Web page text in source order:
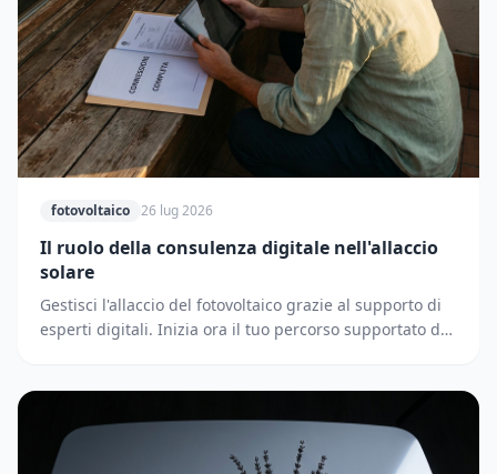
fotovoltaico 26 lug 2026
Il ruolo della consulenza digitale nell'allaccio
solare
Gestisci l'allaccio del fotovoltaico grazie al supporto di
esperti digitali. Inizia ora il tuo percorso supportato dai